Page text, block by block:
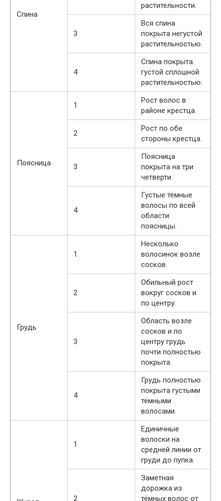
Спина
растительности.
3
Вся спина
покрыта негустой
растительностью.
4
Спина покрыта
густой сплошной
растительностью.
Поясница
1
Рост волос в
районе крестца.
2
Рост по обе
стороны крестца.
3
Поясница
покрыта на три
четверти.
4
Густые тёмные
волосы по всей
области
поясницы.
Грудь
1
Несколько
волосинок возле
сосков.
2
Обильный рост
вокруг сосков и
по центру.
3
Область возле
сосков и по
центру грудь
почти полностью
покрыта.
4
Грудь полностью
покрыта густыми
тёмными
волосами.
1
Единичные
волоски на
средней линии от
груди до пупка.
2
Заметная
дорожка из
тёмных волос от